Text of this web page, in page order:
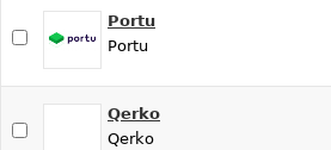
Portu
Portu
Qerko
Qerko